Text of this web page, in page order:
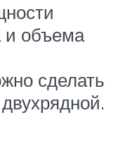
и объема
сделать